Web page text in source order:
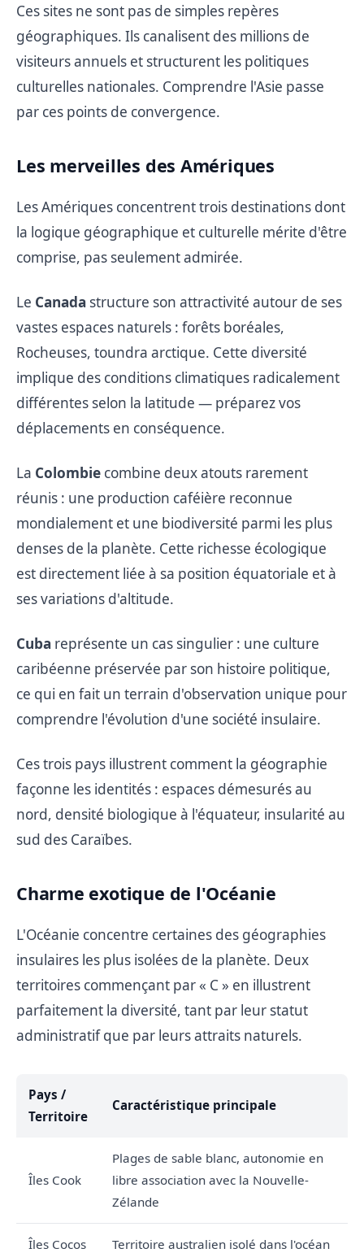
Ces sites ne sont pas de simples repères
géographiques. Ils canalisent des millions de
visiteurs annuels et structurent les politiques
culturelles nationales. Comprendre l'Asie passe
par ces points de convergence.
Les merveilles des Amériques
Les Amériques concentrent trois destinations dont
la logique géographique et culturelle mérite d'être
comprise, pas seulement admirée.
Le Canada structure son attractivité autour de ses
vastes espaces naturels : forêts boréales,
Rocheuses, toundra arctique. Cette diversité
implique des conditions climatiques radicalement
différentes selon la latitude — préparez vos
déplacements en conséquence.
La Colombie combine deux atouts rarement
réunis : une production caféière reconnue
mondialement et une biodiversité parmi les plus
denses de la planète. Cette richesse écologique
est directement liée à sa position équatoriale et à
ses variations d'altitude.
Cuba représente un cas singulier : une culture
caribéenne préservée par son histoire politique,
ce qui en fait un terrain d'observation unique pour
comprendre l'évolution d'une société insulaire.
Ces trois pays illustrent comment la géographie
façonne les identités : espaces démesurés au
nord, densité biologique à l'équateur, insularité au
sud des Caraïbes.
Charme exotique de l'Océanie
L'Océanie concentre certaines des géographies
insulaires les plus isolées de la planète. Deux
territoires commençant par « C » en illustrent
parfaitement la diversité, tant par leur statut
administratif que par leurs attraits naturels.
Pays /
Territoire
Caractéristique principale
Îles Cook
Plages de sable blanc, autonomie en
libre association avec la Nouvelle-
Zélande
Îles Cocos
Territoire australien isolé dans l'océan